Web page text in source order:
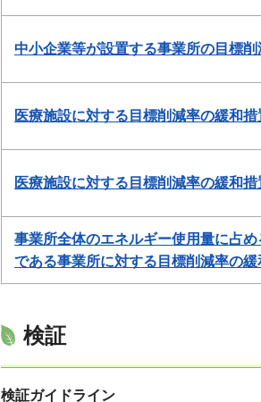
中小企業等が設置する事業所の目標
医療施設に対する目標削減率の緩和
医療施設に対する目標削減率の緩和
事業所全体のエネルギー使用量に占
である事業所に対する目標削減率の
検証
検証ガイドライン